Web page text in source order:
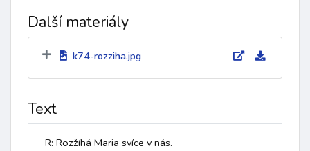
Další materiály
k74-rozziha.jpg
Text
R: Rozžíhá Maria svíce v nás.